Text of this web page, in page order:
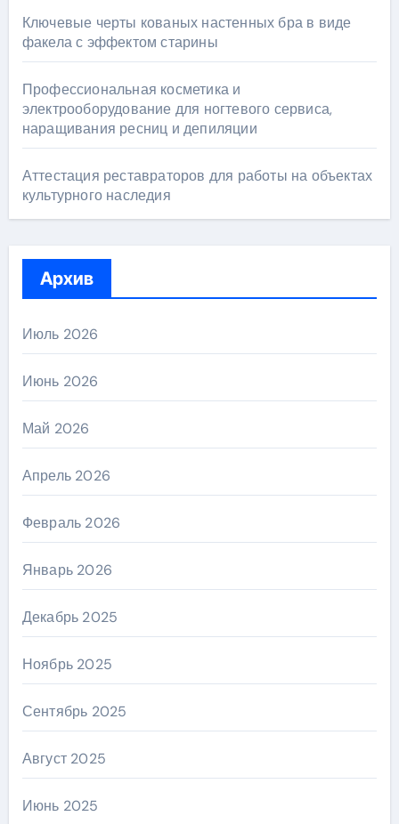
Ключевые черты кованых настенных бра в виде
факела с эффектом старины
Профессиональная косметика и
электрооборудование для ногтевого сервиса,
наращивания ресниц и депиляции
Аттестация реставраторов для работы на объектах
культурного наследия
Архив
Июль 2026
Июнь 2026
Май 2026
Апрель 2026
Февраль 2026
Январь 2026
Декабрь 2025
Ноябрь 2025
Сентябрь 2025
Август 2025
Июнь 2025